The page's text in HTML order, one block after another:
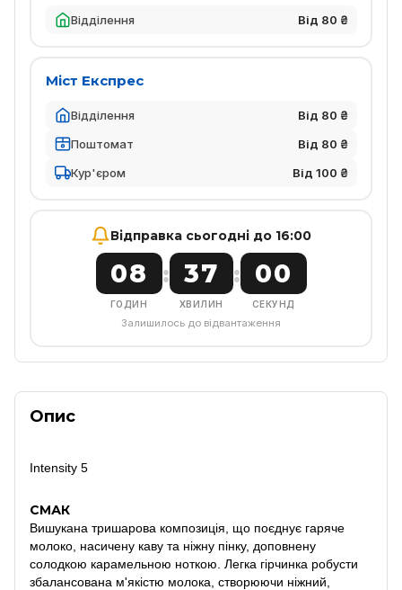
Відділення Від 80 ₴
Міст Експрес
Відділення
Від 80 ₴
Поштомат
Від 80 ₴
Кур'єром
Від 100 ₴
Відправка сьогодні до 16:00
08
ГОДИН
: 36
ХВИЛИН
: 59
СЕКУНД
Залишилось до відвантаження
Опис
Intensity 5
СМАК
Вишукана тришарова композиція, що поєднує гаряче
молоко, насичену каву та ніжну пінку, доповнену
солодкою карамельною ноткою. Легка гірчинка робусти
збалансована м'якістю молока, створюючи ніжний,